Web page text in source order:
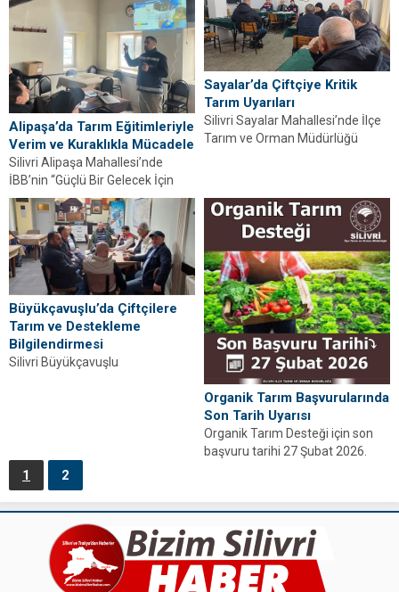
bilgilendirildi.
Alipaşa’da Tarım Eğitimleriyle
Verim ve Kuraklıkla Mücadele
Silivri Alipaşa Mahallesi’nde
İBB’nin “Güçlü Bir Gelecek İçin
Tarım Eğitimleri” kapsamında
verimlilik ve kuraklık eğitimi...
Sayalar’da Çiftçiye Kritik
Tarım Uyarıları
Silivri Sayalar Mahallesi’nde İlçe
Tarım ve Orman Müdürlüğü
Büyükçavuşlu’da Çiftçilere
Tarım ve Destekleme
Bilgilendirmesi
Silivri Büyükçavuşlu
Organik Tarım Başvurularında
Son Tarih Uyarısı
Organik Tarım Desteği için son
başvuru tarihi 27 Şubat 2026.
1 2